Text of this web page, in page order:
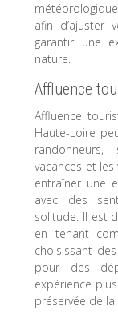
afin d’ajuster
garantir une
nature.
Affluence
Affluence
Haute-Loire
vacances et
entraîner une
avec des
solitude. Il est
en tenant
choisissant
pour des
expérience
préservée de